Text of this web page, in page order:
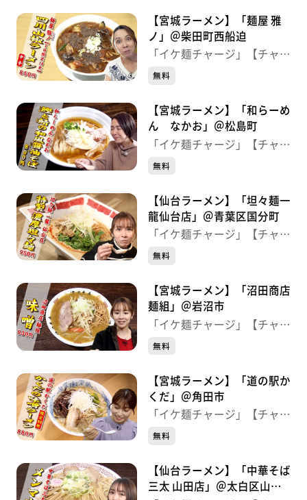
【宮城ラーメン】「麺屋 雅
ノ」＠柴田町西船迫
「イケ麺チャージ」【チャー
ジ！】
無料
【宮城ラーメン】「和らーめ
ん なかお」＠松島町
「イケ麺チャージ」【チャー
ジ！】
無料
【仙台ラーメン】「坦々麺一
龍仙台店」＠青葉区国分町
「イケ麺チャージ」【チャー
ジ！】
無料
【宮城ラーメン】「沼田商店
麺組」＠岩沼市
「イケ麺チャージ」【チャー
ジ！】
無料
【宮城ラーメン】「道の駅か
くだ」＠角田市
「イケ麺チャージ」【チャー
ジ！】
無料
【仙台ラーメン】「中華そば
三太 山田店」＠太白区山田